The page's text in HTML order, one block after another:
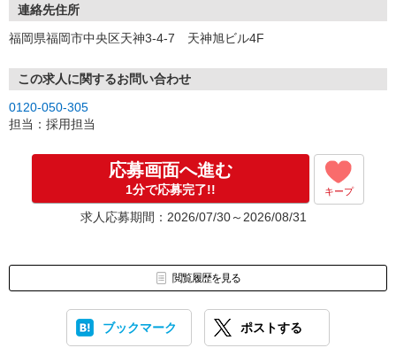
★スマホでWEB面接（LINEなど）・出張面接・事務所面接と選べま
す
③面接実施（履歴書不要）
※ご希望があれば、職場見学の調整もOKです！
お気軽にご応募ください♪
連絡先住所
福岡県福岡市中央区天神3-4-7 天神旭ビル4F
この求人に関するお問い合わせ
0120-050-305
担当：採用担当
応募画面へ進む
1分で応募完了!! キープ
求人応募期間：2026/07/30～2026/08/31
閲覧履歴を見る
ブックマーク ポストする